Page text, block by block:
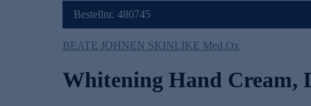
Bestellnr. 480745
BEATE JOHNEN SKINLIKE Med.Ox
Whitening Hand Cream,